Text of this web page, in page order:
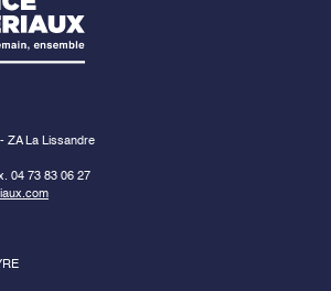
ZA La Lissandre
04 73 83 06 27